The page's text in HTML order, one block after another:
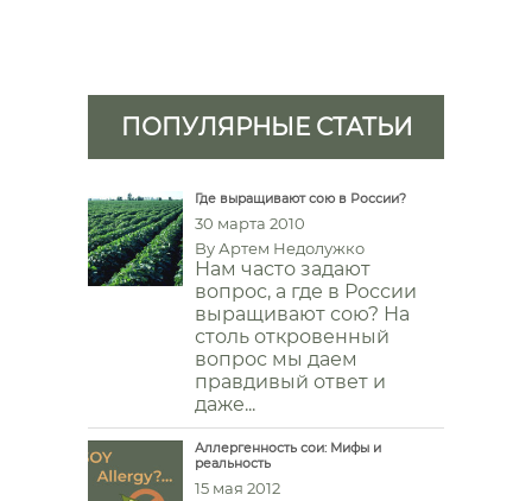
ПОПУЛЯРНЫЕ СТАТЬИ
Где выращивают сою в России?
30 марта 2010
By Артем Недолужко
Нам часто задают
вопрос, а где в России
выращивают сою? На
столь откровенный
вопрос мы даем
правдивый ответ и
даже...
Аллергенность сои: Мифы и
реальность
15 мая 2012